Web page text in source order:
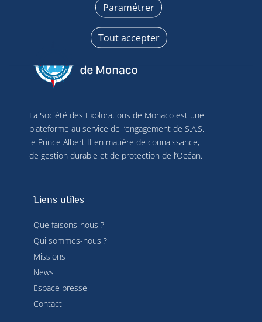
sur votre terminal afin d’obtenir des données sur
notre audience, développer et améliorer nos
produits, assurer la sécurité, prévenir la fraude et
déboguer, diffuser techniquement le contenu,
sources de données hors ligne, relier différents
terminaux, recevoir et utiliser des caractéristiques
d’identification d’appareil envoyées
géolocalisation précises, analyser activement les
caractéristiques du terminal pour l’identification.
Vous pouvez modifier vos choix à tout moment en
cliquant sur « Gérer mes cookies » en bas des
pages de ce site. Vous pouvez aussi consulter
Tout accepter
Paramétrer
La Société des Explorations de Monaco est une
plateforme au service de l’engagement de S.A.S.
le Prince Albert II en matière de connaissance,
de gestion durable et de protection de l’Océan.
Liens utiles
Que faisons-nous ?
Qui sommes-nous ?
Missions
News
Espace presse
Contact